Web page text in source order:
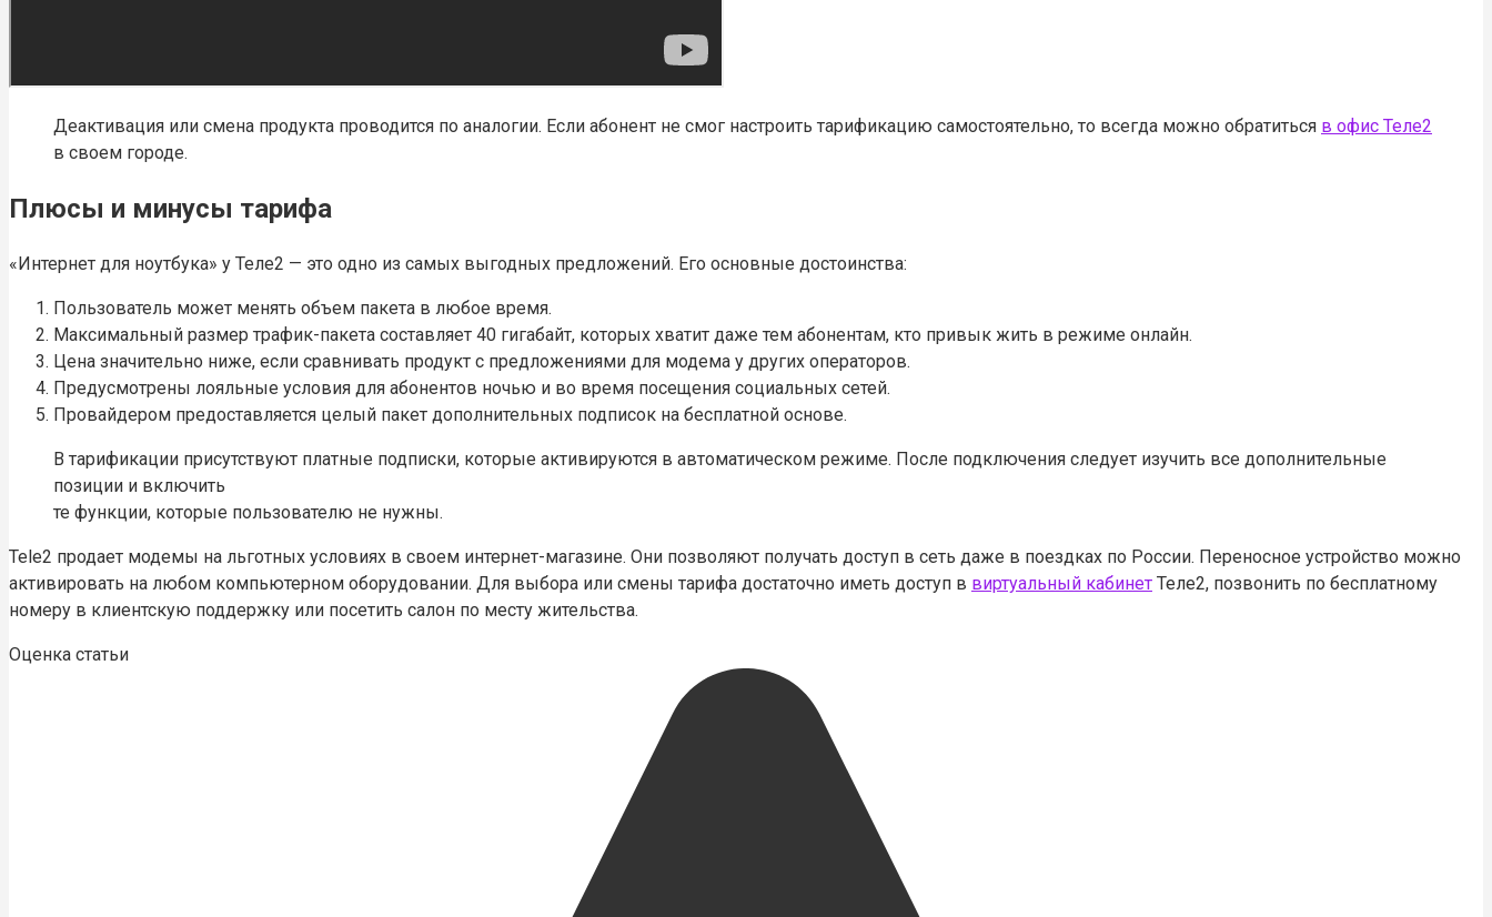
Деактивация или смена продукта проводится по аналогии. Если абонент не смог настроить тарификацию самостоятельно, то всегда можно обратиться в офис Теле2
в своем городе.
Плюсы и минусы тарифа
«Интернет для ноутбука» у Теле2 — это одно из самых выгодных предложений. Его основные достоинства:
Пользователь может менять объем пакета в любое время.
Максимальный размер трафик-пакета составляет 40 гигабайт, которых хватит даже тем абонентам, кто привык жить в режиме онлайн.
Цена значительно ниже, если сравнивать продукт с предложениями для модема у других операторов.
Предусмотрены лояльные условия для абонентов ночью и во время посещения социальных сетей.
Провайдером предоставляется целый пакет дополнительных подписок на бесплатной основе.
В тарификации присутствуют платные подписки, которые активируются в автоматическом режиме. После подключения следует изучить все дополнительные
позиции и включить
те функции, которые пользователю не нужны.
Tele2 продает модемы на льготных условиях в своем интернет-магазине. Они позволяют получать доступ в сеть даже в поездках по России. Переносное устройство можно
активировать на любом компьютерном оборудовании. Для выбора или смены тарифа достаточно иметь доступ в виртуальный кабинет Теле2, позвонить по бесплатному
номеру в клиентскую поддержку или посетить салон по месту жительства.
Оценка статьи